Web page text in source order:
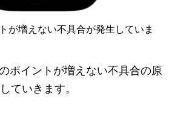
が増えない不具合が発生していま
ポイントが増えない不具合の原
ていきます。